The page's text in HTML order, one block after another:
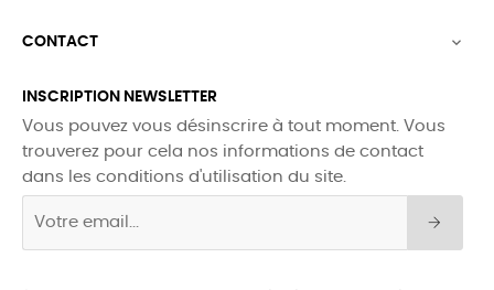
CONTACT 
INSCRIPTION NEWSLETTER
Vous pouvez vous désinscrire à tout moment. Vous
trouverez pour cela nos informations de contact
dans les conditions d'utilisation du site.